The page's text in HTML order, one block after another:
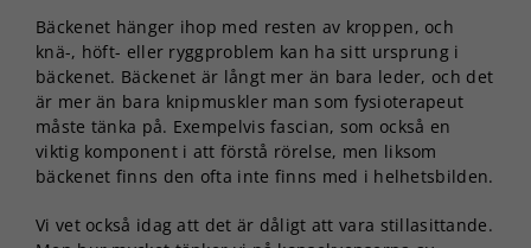
Bäckenet hänger ihop med resten av kroppen, och
knä-, höft- eller ryggproblem kan ha sitt ursprung i
bäckenet. Bäckenet är långt mer än bara leder, och det
är mer än bara knipmuskler man som fysioterapeut
måste tänka på. Exempelvis fascian, som också en
viktig komponent i att förstå rörelse, men liksom
bäckenet finns den ofta inte finns med i helhetsbilden.
Vi vet också idag att det är dåligt att vara stillasittande.